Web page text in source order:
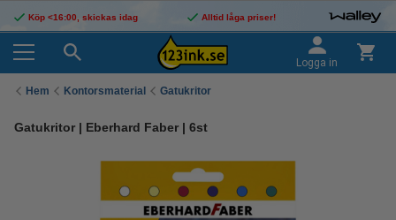
Köp <16:00, skickas idag Alltid låga priser!
Logga in
Hem Kontorsmaterial Gatukritor
Gatukritor | Eberhard Faber | 6st